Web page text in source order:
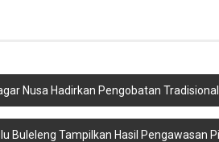
Nusa Hadirkan Pengobatan
Buleleng Tampilkan Hasil Pengawasan